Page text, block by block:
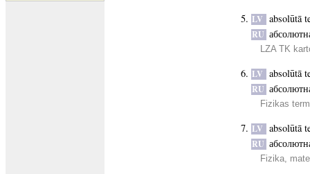
LV absolūtā
RU
LZA TK
LV absolūtā
RU
Fizikas
LV absolūtā
RU
Fizika,